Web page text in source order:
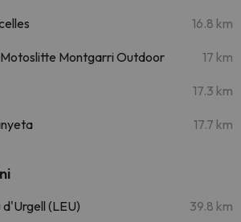
16.8 km
Montgarri Outdoor 17 km
17.3 km
17.7 km
(LEU) 39.8 km